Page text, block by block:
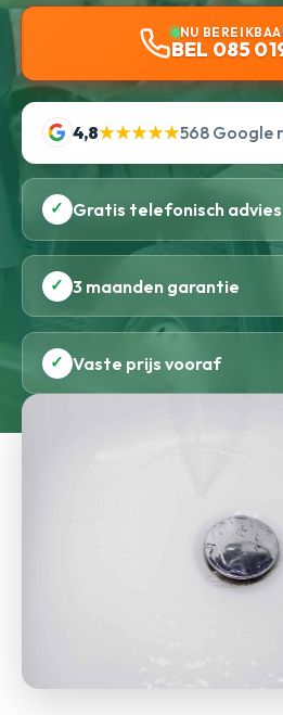
NU
BEL 085
4,8★★★★★568 Google
✓ Gratis telefonisch advies
✓ 3 maanden garantie
✓ Vaste prijs vooraf